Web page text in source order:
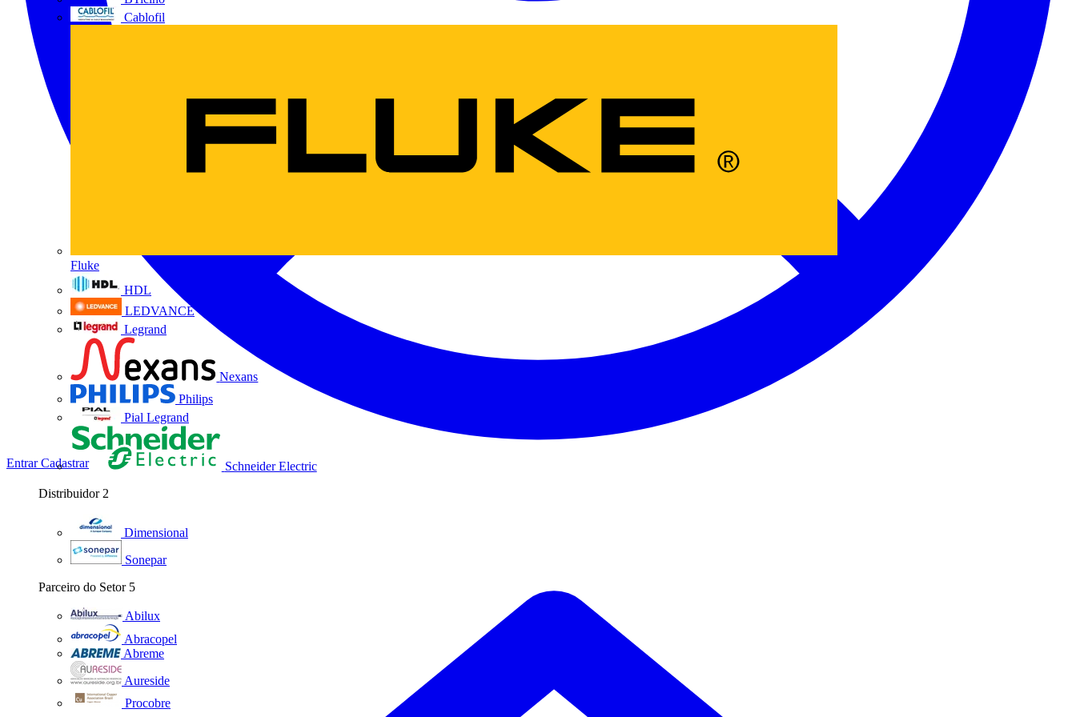
Cablofil
Fluke
HDL
LEDVANCE
Legrand
Nexans
Philips
Pial Legrand
Schneider Electric
Distribuidor 2
Dimensional
Sonepar
Parceiro do Setor 5
Abilux
Abracopel
Abreme
Aureside
Procobre
EntrarCadastrar